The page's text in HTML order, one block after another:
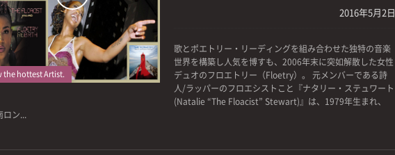
the hottest Artist.
0 2016年5月2日
歌とポエトリー・リーディングを組み合わせた独特の音楽
世界を構築し人気を博すも、2006年末に突如解散した女性
デュオのフロエトリー（Floetry）。 元メンバーである詩
人/ラッパーのフロエシストこと『ナタリー・ステュワート
(Natalie “The Floacist” Stewart)』は、1979年生まれ、
ロン...